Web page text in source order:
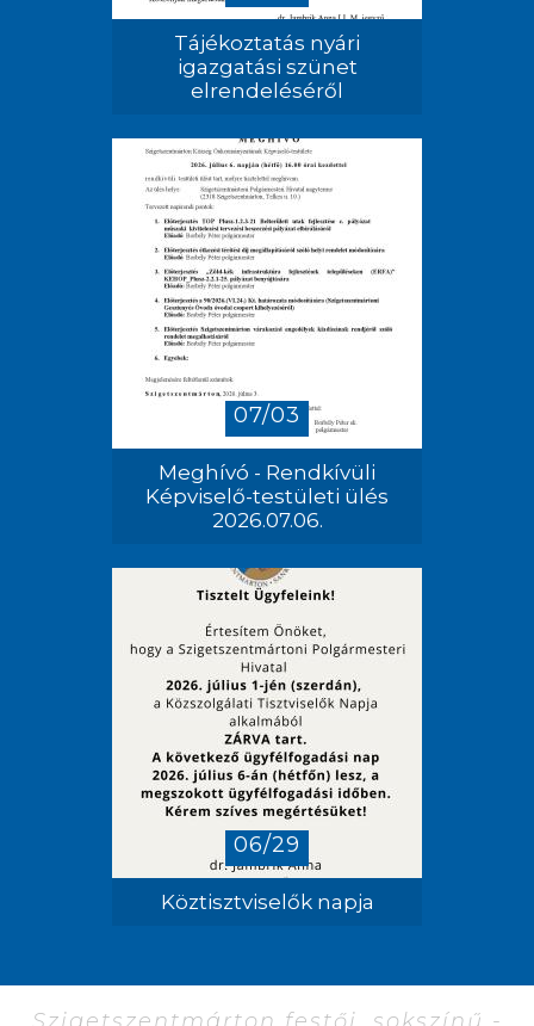
Tájékoztatás nyári
igazgatási szünet
elrendeléséről
07/03
Meghívó - Rendkívüli
Képviselő-testületi ülés
2026.07.06.
06/29
Köztisztviselők napja